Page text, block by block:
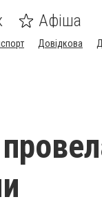
Афіша
Довідкова